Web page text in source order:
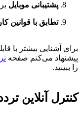
پشتیبانی موبایل
تطابق با قوانین کار
برای آشنایی بیشتر با
پیشنهاد می‌کنم صفحه
را ببینید.
کنترل آنلاین